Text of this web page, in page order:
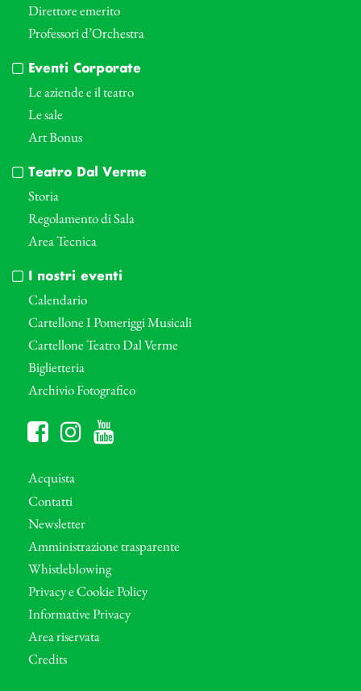
Direttore emerito
Professori d’Orchestra
Eventi Corporate
Le aziende e il teatro
Le sale
Art Bonus
Teatro Dal Verme
Storia
Regolamento di Sala
Area Tecnica
I nostri eventi
Calendario
Cartellone I Pomeriggi Musicali
Cartellone Teatro Dal Verme
Biglietteria
Archivio Fotografico
Acquista
Contatti
Newsletter
Amministrazione trasparente
Whistleblowing
Privacy e Cookie Policy
Informative Privacy
Area riservata
Credits